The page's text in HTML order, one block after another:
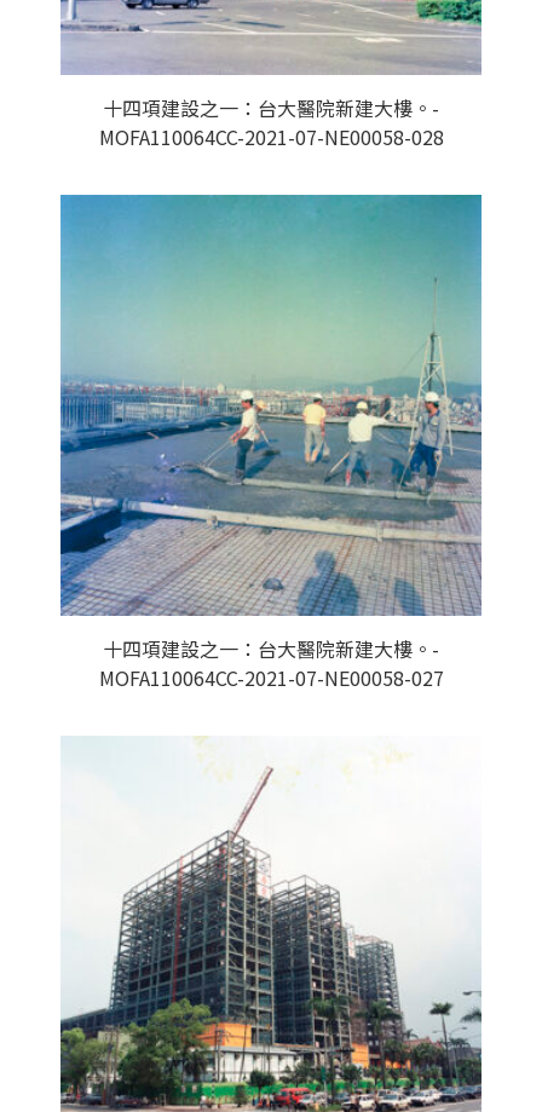
十四項建設之一：台大醫院新建大樓。-
MOFA110064CC-2021-07-NE00058-028
十四項建設之一：台大醫院新建大樓。-
MOFA110064CC-2021-07-NE00058-027